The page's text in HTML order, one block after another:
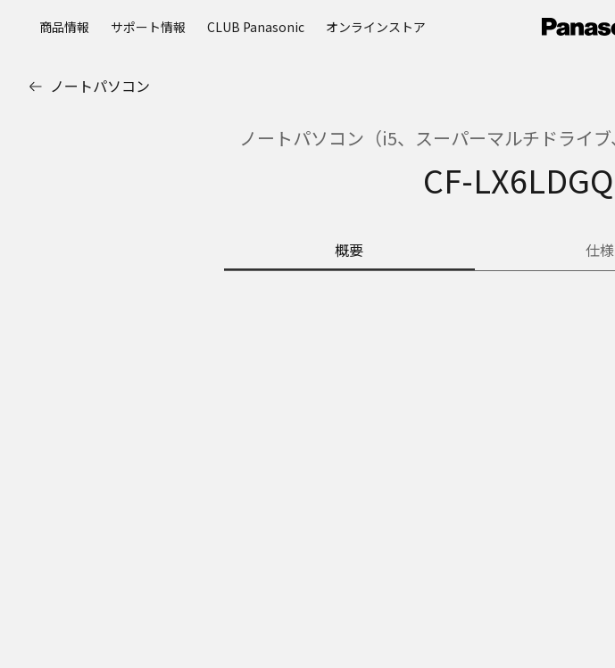
商品情報 サポート情報 CLUB Panasonic オンラインストア
ノートパソコン
ノートパソコン（i5、スーパーマルチドライ
CF-
概要 仕様